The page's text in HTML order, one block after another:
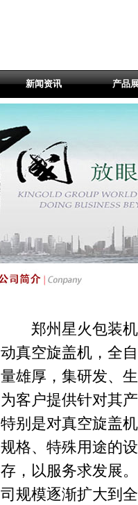
新闻资讯 产品
郑州星火包装机
动真空旋盖机，全
量雄厚，集研发、
为客户提供针对其
特别是对真空旋盖
规格、特殊用途的
存，以服务求发展
司规模逐渐扩大到